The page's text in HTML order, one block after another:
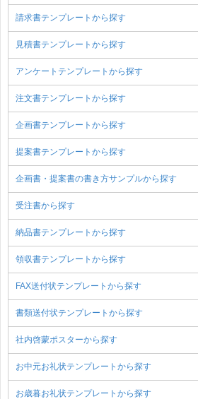
請求書テンプレートから探す
見積書テンプレートから探す
アンケートテンプレートから探す
注文書テンプレートから探す
企画書テンプレートから探す
提案書テンプレートから探す
企画書・提案書の書き方サンプルから探す
受注書から探す
納品書テンプレートから探す
領収書テンプレートから探す
FAX送付状テンプレートから探す
書類送付状テンプレートから探す
社内啓蒙ポスターから探す
お中元お礼状テンプレートから探す
お歳暮お礼状テンプレートから探す